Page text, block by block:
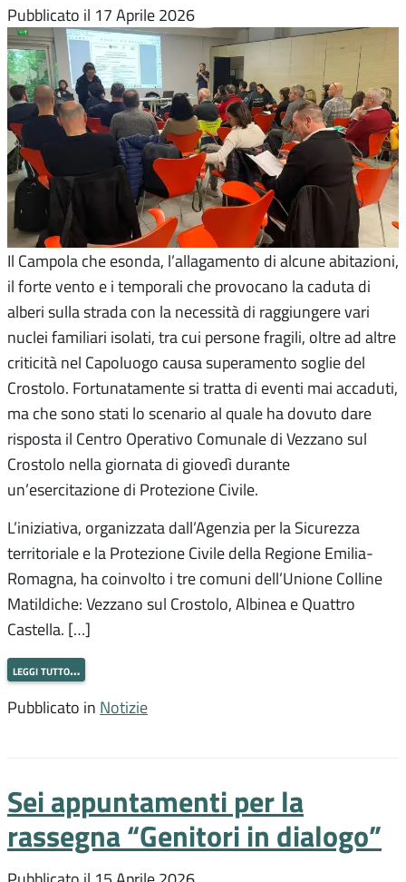
Pubblicato il 17 Aprile 2026
Il Campola che esonda, l’allagamento di alcune abitazioni,
il forte vento e i temporali che provocano la caduta di
alberi sulla strada con la necessità di raggiungere vari
nuclei familiari isolati, tra cui persone fragili, oltre ad altre
criticità nel Capoluogo causa superamento soglie del
Crostolo. Fortunatamente si tratta di eventi mai accaduti,
ma che sono stati lo scenario al quale ha dovuto dare
risposta il Centro Operativo Comunale di Vezzano sul
Crostolo nella giornata di giovedì durante
un’esercitazione di Protezione Civile.
L’iniziativa, organizzata dall’Agenzia per la Sicurezza
territoriale e la Protezione Civile della Regione Emilia-
Romagna, ha coinvolto i tre comuni dell’Unione Colline
Matildiche: Vezzano sul Crostolo, Albinea e Quattro
Castella. […]
leggi tutto…
Pubblicato in Notizie
Sei appuntamenti per la
rassegna “Genitori in dialogo”